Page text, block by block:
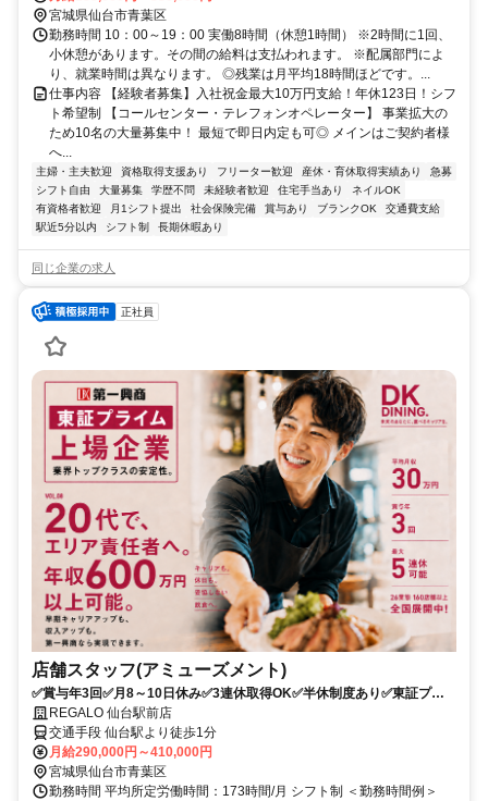
宮城県仙台市青葉区
勤務時間 10：00～19：00 実働8時間（休憩1時間） ※2時間に1回、
小休憩があります。その間の給料は支払われます。 ※配属部門によ
り、就業時間は異なります。 ◎残業は月平均18時間ほどです。...
仕事内容 【経験者募集】入社祝金最大10万円支給！年休123日！シフ
ト希望制 【コールセンター・テレフォンオペレーター】 事業拡大の
ため10名の大量募集中！ 最短で即日内定も可◎ メインはご契約者様
へ...
主婦・主夫歓迎 資格取得支援あり フリーター歓迎 産休・育休取得実績あり
急募
シフト自由
大量募集 学歴不問 未経験者歓迎 住宅手当あり
ネイルOK
有資格者歓迎
月1シフト提出 社会保険完備 賞与あり ブランクOK
交通費支給
駅近5分以内
シフト制 長期休暇あり
同じ企業の求人
正社員
店舗スタッフ(アミューズメント)
✅賞与年3回✅月8～10日休み✅3連休取得OK✅半休制度あり✅東証プラ
イム上場グループ✅早期キャリアアップ可能
REGALO 仙台駅前店
交通手段 仙台駅より徒歩1分
月給290,000円～410,000円
宮城県仙台市青葉区
勤務時間 平均所定労働時間：173時間/月 シフト制 ＜勤務時間例＞